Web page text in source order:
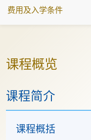
费用及入学条件
课程概览
课程简介
课程概括